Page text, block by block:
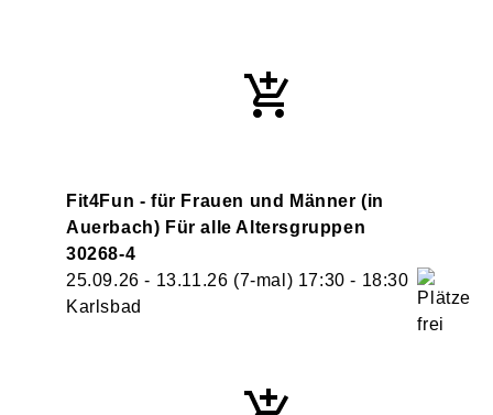
Fit4Fun - für Frauen und Männer (in
Auerbach) Für alle Altersgruppen
30268-4
25.09.26 - 13.11.26 (7-mal) 17:30 - 18:30
Karlsbad